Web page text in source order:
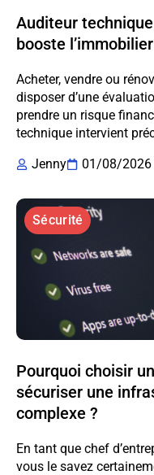
Auditeur
booste l’immobilier
Acheter, vendre ou
disposer d’une
prendre un risque
technique intervient
Jenny
01/08/2026
Sécurité
Pourquoi choisir
sécuriser une
complexe ?
En tant que chef
vous le savez